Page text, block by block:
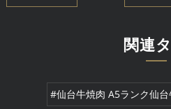
関連
#仙台牛焼肉 A5ランク仙